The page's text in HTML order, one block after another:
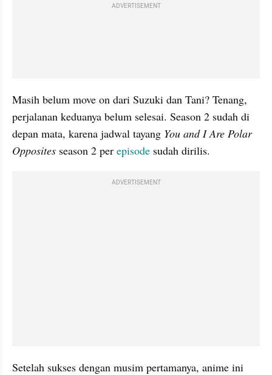
ADVERTISEMENT
Masih belum move on dari Suzuki dan Tani? Tenang,
perjalanan keduanya belum selesai. Season 2 sudah di
depan mata, karena jadwal tayang You and I Are Polar
Opposites season 2 per episode sudah dirilis.
ADVERTISEMENT
Setelah sukses dengan musim pertamanya, anime ini